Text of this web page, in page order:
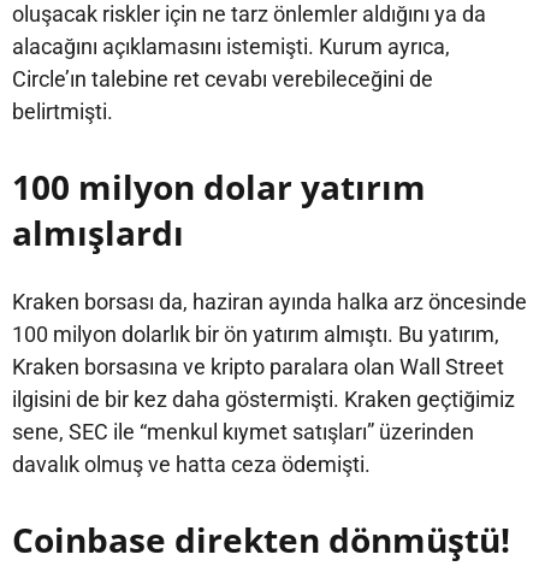
oluşacak riskler için ne tarz önlemler aldığını ya da
alacağını açıklamasını istemişti. Kurum ayrıca,
Circle’ın talebine ret cevabı verebileceğini de
belirtmişti.
100 milyon dolar yatırım
almışlardı
Kraken borsası da, haziran ayında halka arz öncesinde
100 milyon dolarlık bir ön yatırım almıştı. Bu yatırım,
Kraken borsasına ve kripto paralara olan Wall Street
ilgisini de bir kez daha göstermişti. Kraken geçtiğimiz
sene, SEC ile “menkul kıymet satışları” üzerinden
davalık olmuş ve hatta ceza ödemişti.
Coinbase direkten dönmüştü!